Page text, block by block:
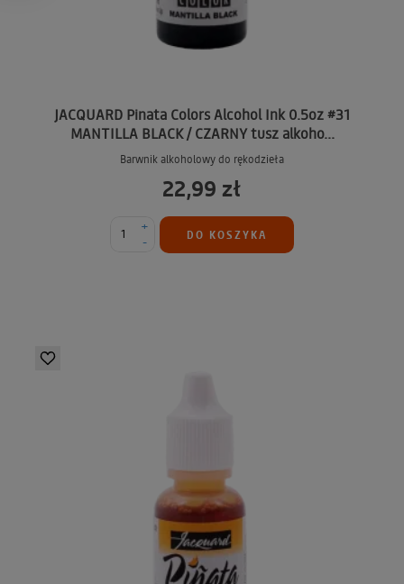
JACQUARD Pinata Colors Alcohol Ink 0.5oz #31
MANTILLA BLACK / CZARNY tusz alkoho...
Barwnik alkoholowy do rękodzieła
22,99 zł
-
+
DO KOSZYKA